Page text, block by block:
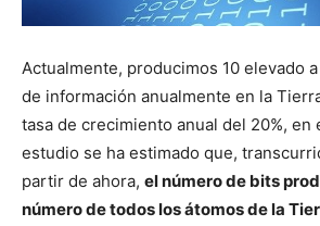
Actualmente, producimos 10 elevado
de información anualmente en la
tasa de crecimiento anual del 20%, en
estudio se ha estimado que,
partir de ahora, el número de bits
número de todos los átomos de la